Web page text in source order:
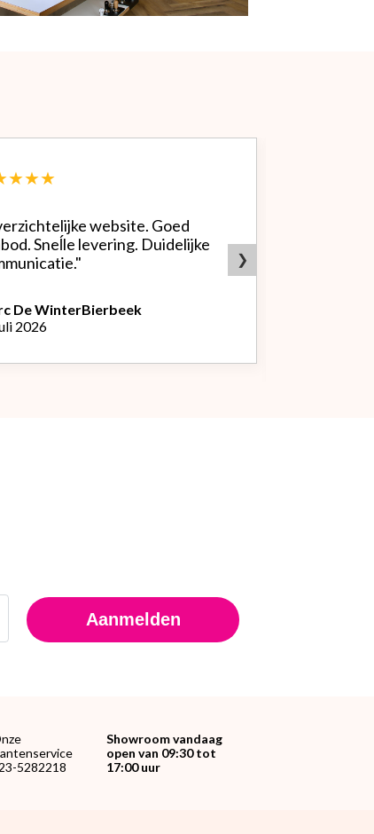
website. Goed
Sneĺle levering. Duidelijke
De WinterBierbeek
2026
❯
Aanmelden
5282218
Showroom vandaag
open van 09:30 tot
17:00 uur